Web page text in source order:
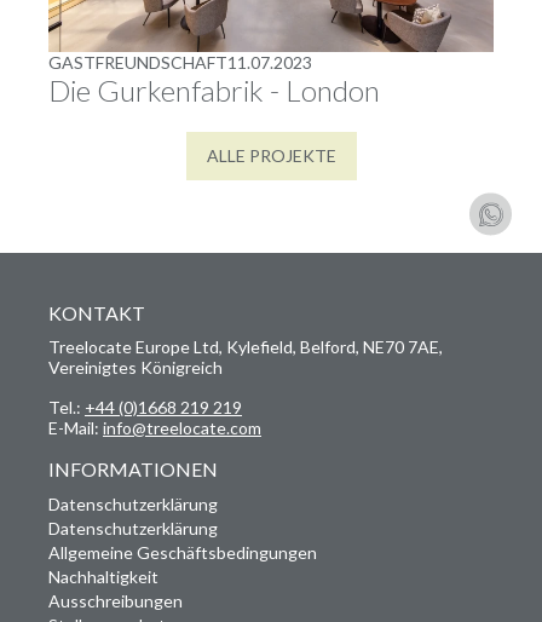
GASTFREUNDSCHAFT11.07.2023
Die Gurkenfabrik - London
ALLE PROJEKTE
KONTAKT
Treelocate Europe Ltd, Kylefield, Belford, NE70 7AE,
Vereinigtes Königreich
Tel.: +44 (0)1668 219 219
E-Mail: info@treelocate.com
INFORMATIONEN
Datenschutzerklärung
Datenschutzerklärung
Allgemeine Geschäftsbedingungen
Nachhaltigkeit
Ausschreibungen